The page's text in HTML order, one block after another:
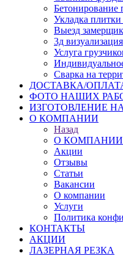
Бетонирование
Укладка
Выезд
3д визуализация
Услуга
Сварка на
ДОСТАВКА/
ФОТО НАШИХ
ИЗГОТОВЛЕНИЕ
О КОМПАНИИ
Назад
О КОМПАНИИ
Акции
Отзывы
Статьи
Вакансии
О компании
Услуги
Политика
КОНТАКТЫ
АКЦИИ
ЛАЗЕРНАЯ РЕЗКА